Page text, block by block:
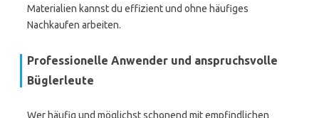
Materialien kannst du effizient und ohne häufiges
Nachkaufen arbeiten.
Professionelle Anwender und anspruchsvolle
Büglerleute
Wer häufig und möglichst schonend mit empfindlichen